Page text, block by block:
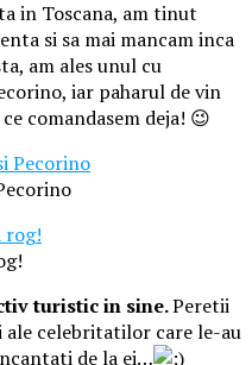
in Toscana, am tinut
si sa mai mancam inca
am ales unul cu
iar paharul de vin
comandasem deja! 😉
turistic in sine.Peretii
celebritatilor care le-au
de la ei…